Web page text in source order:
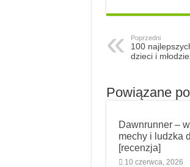
Poprzedni
100
dzieci i
Powiązane
Dawnrunner –
mechy i ludzka
[recenzja]
10 czerwca, 2026